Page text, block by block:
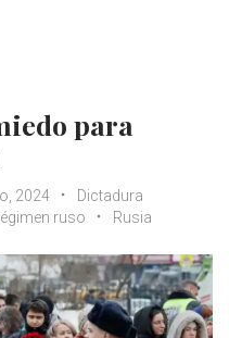
para
2024
Dictadura
ruso Rusia